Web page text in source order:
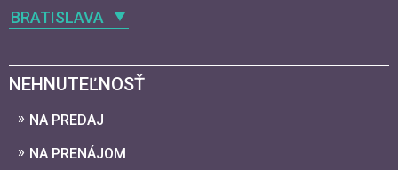
BRATISLAVA
NEHNUTEĽNOSŤ
NA PREDAJ
NA PRENÁJOM